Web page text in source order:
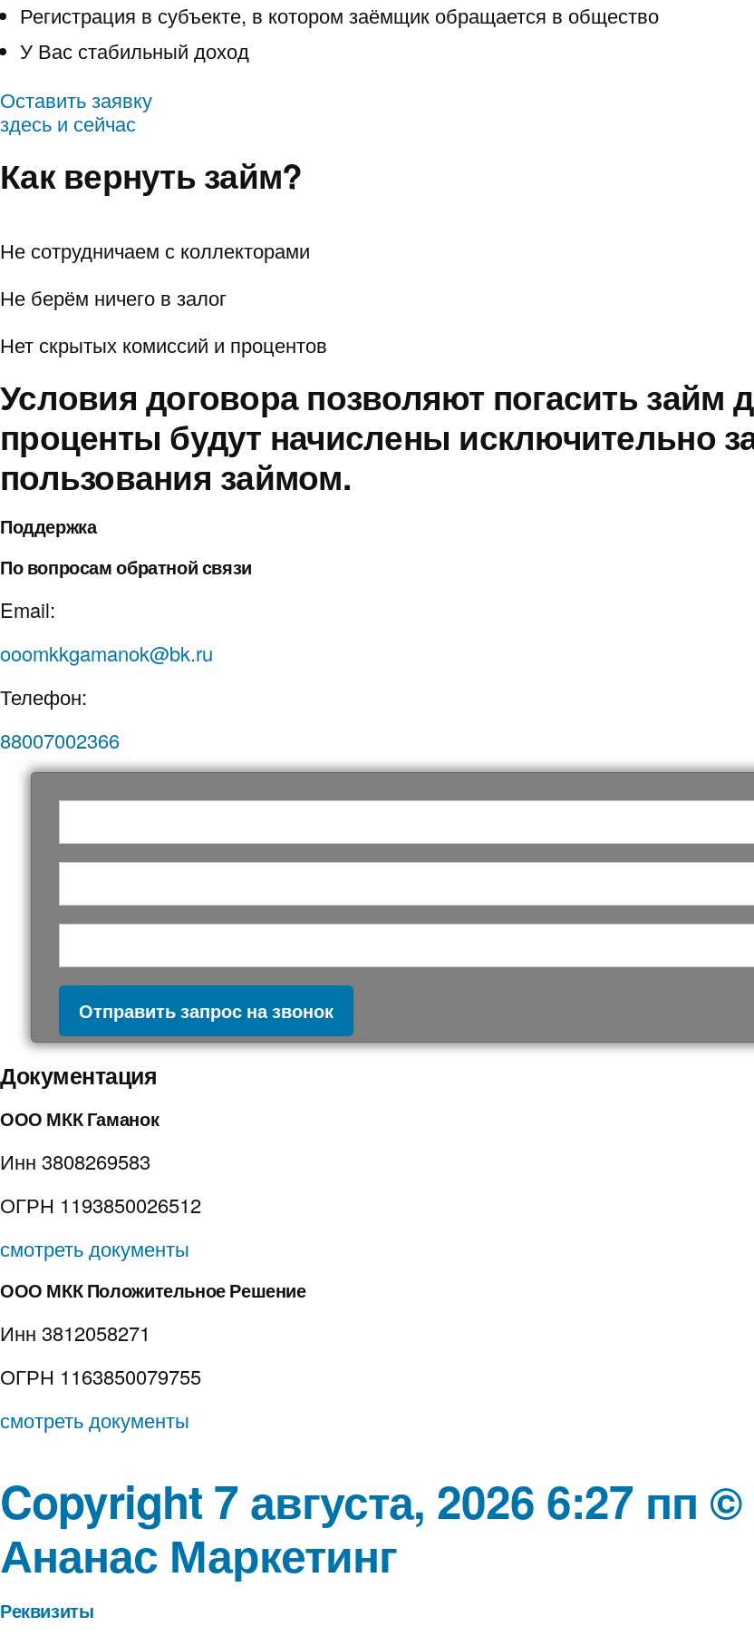
Регистрация в субъекте, в котором заёмщик обращается в общество
У Вас стабильный доход
Оставить заявку
здесь и сейчас
Как вернуть займ?
Не сотрудничаем с коллекторами
Не берём ничего в залог
Нет скрытых комиссий и процентов
Условия договора позволяют погасить займ
проценты будут начислены исключительно
пользования займом.
Поддержка
По вопросам обратной связи
Email:
ooomkkgamanok@bk.ru
Телефон:
88007002366
Отправить запрос на звонок
Документация
ООО МКК Гаманок
Инн 3808269583
ОГРН 1193850026512
смотреть документы
ООО МКК Положительное Решение
Инн 3812058271
ОГРН 1163850079755
смотреть документы
Copyright 7 августа, 2026 6:27 пп
Ананас Маркетинг
Реквизиты